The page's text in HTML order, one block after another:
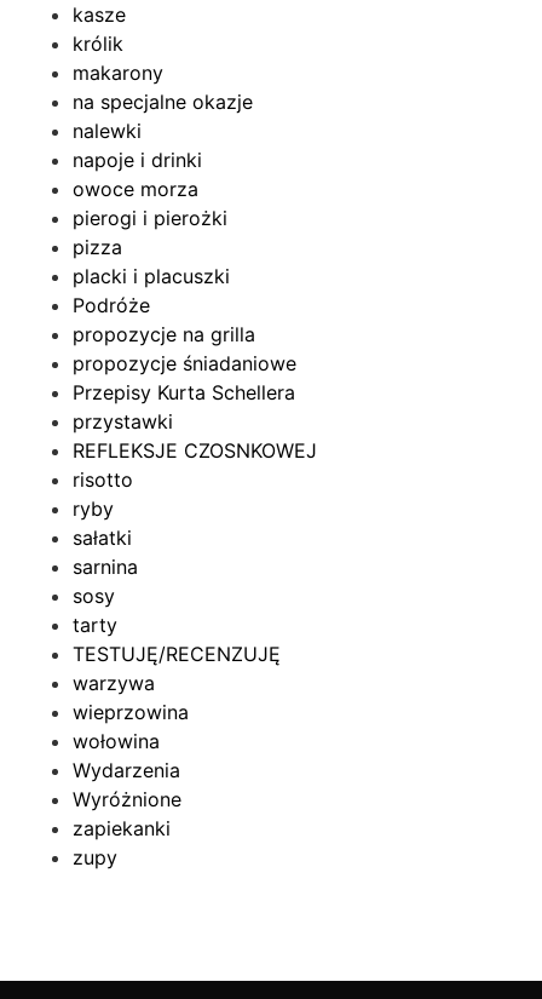
kasze
królik
makarony
na specjalne okazje
nalewki
napoje i drinki
owoce morza
pierogi i pierożki
pizza
placki i placuszki
Podróże
propozycje na grilla
propozycje śniadaniowe
Przepisy Kurta Schellera
przystawki
REFLEKSJE CZOSNKOWEJ
risotto
ryby
sałatki
sarnina
sosy
tarty
TESTUJĘ/RECENZUJĘ
warzywa
wieprzowina
wołowina
Wydarzenia
Wyróżnione
zapiekanki
zupy